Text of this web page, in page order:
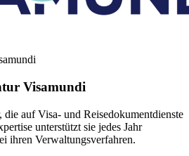
Visamundi
auf Visa- und Reisedokumentdienste
unterstützt sie jedes Jahr
ihren Verwaltungsverfahren.